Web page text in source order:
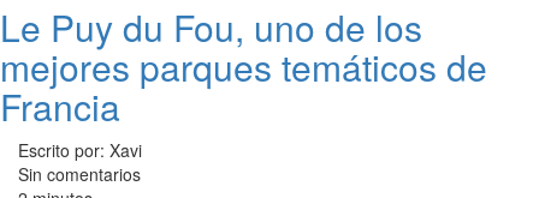
Le Puy du Fou, uno de los
mejores parques temáticos de
Francia
Escrito por: Xavi
Sin comentarios